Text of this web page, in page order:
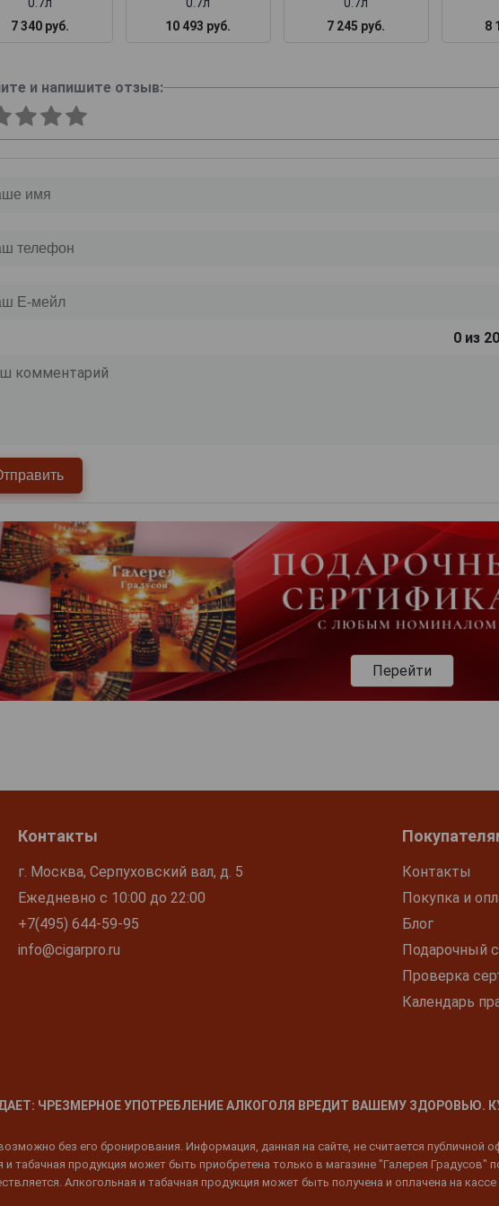
7 340 руб.
10 493 руб.
7 245 руб.
8
и напишите отзыв:
0 из
Перейти
Контакты
г. Москва, Серпуховский вал, д. 5
Ежедневно с 10:00 до 22:00
+7(495) 644-59-95
info@cigarpro.ru
Контакты
Покупка и
Блог
Подарочный
Проверка
Календарь
ЧРЕЗМЕРНОЕ УПОТРЕБЛЕНИЕ АЛКОГОЛЯ ВРЕДИТ ВАШЕМУ ЗДОРОВЬЮ.
без его бронирования. Информация, данная на сайте, не считается
табачная продукция может быть приобретена только в магазине "Галерея Градусов"
Алкогольная и табачная продукция может быть получена и оплачена на